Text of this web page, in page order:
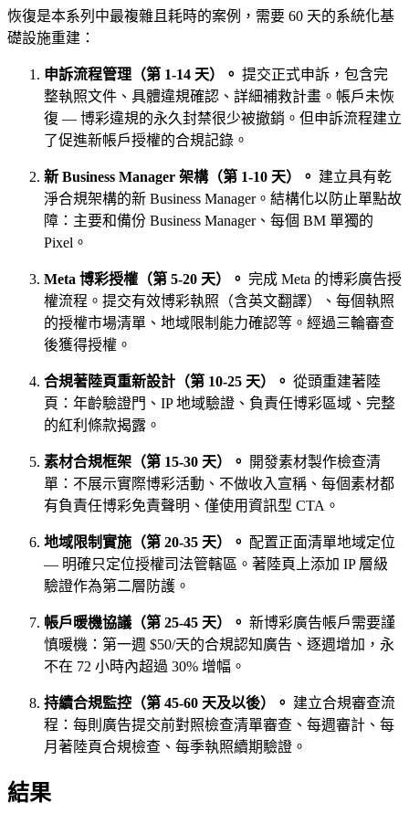
恢復是本系列中最複雜且耗時的案例，需要 60 天的系統化基
礎設施重建：
申訴流程管理（第 1-14 天）。 提交正式申訴，包含完
整執照文件、具體違規確認、詳細補救計畫。帳戶未恢
復 — 博彩違規的永久封禁很少被撤銷。但申訴流程建立
了促進新帳戶授權的合規記錄。
新 Business Manager 架構（第 1-10 天）。 建立具有乾
淨合規架構的新 Business Manager。結構化以防止單點故
障：主要和備份 Business Manager、每個 BM 單獨的
Pixel。
Meta 博彩授權（第 5-20 天）。 完成 Meta 的博彩廣告授
權流程。提交有效博彩執照（含英文翻譯）、每個執照
的授權市場清單、地域限制能力確認等。經過三輪審查
後獲得授權。
合規著陸頁重新設計（第 10-25 天）。 從頭重建著陸
頁：年齡驗證門、IP 地域驗證、負責任博彩區域、完整
的紅利條款揭露。
素材合規框架（第 15-30 天）。
開發素材製作檢查清
單：不展示實際博彩活動、不做收入宣稱、每個素材都
有負責任博彩免責聲明、僅使用資訊型 CTA。
地域限制實施（第 20-35 天）。 配置正面清單地域定位
— 明確只定位授權司法管轄區。著陸頁上添加 IP 層級
驗證作為第二層防護。
帳戶暖機協議（第 25-45 天）。 新博彩廣告帳戶需要謹
慎暖機：第一週 $50/天的合規認知廣告、逐週增加，永
不在 72 小時內超過 30% 增幅。
持續合規監控（第 45-60 天及以後）。 建立合規審查流
程：每則廣告提交前對照檢查清單審查、每週審計、每
月著陸頁合規檢查、每季執照續期驗證。
結果